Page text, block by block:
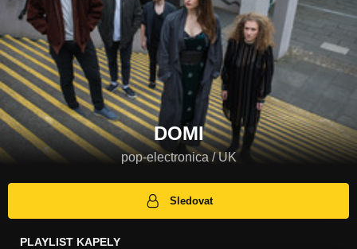
DOMI
pop-electronica / UK
Sledovat
PLAYLIST KAPELY